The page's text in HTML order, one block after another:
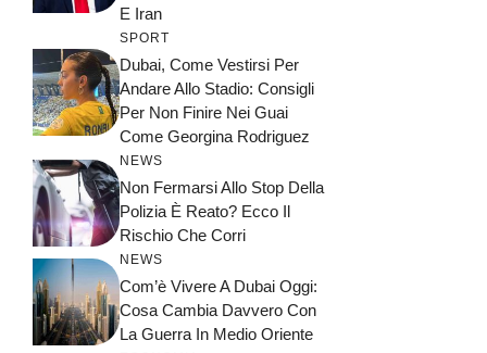
E Iran
SPORT
Dubai, Come Vestirsi Per
Andare Allo Stadio: Consigli
Per Non Finire Nei Guai
Come Georgina Rodriguez
NEWS
Non Fermarsi Allo Stop Della
Polizia È Reato? Ecco Il
Rischio Che Corri
NEWS
Com’è Vivere A Dubai Oggi:
Cosa Cambia Davvero Con
La Guerra In Medio Oriente